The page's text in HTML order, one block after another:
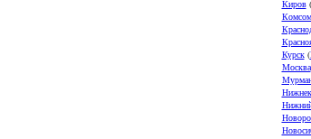
Киров(
Курск(
Москва